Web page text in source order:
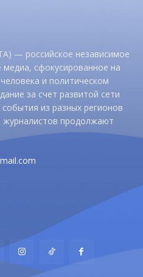
— российское независимое
сфокусированное на
и политическом
за счет развитой сети
из разных регионов
журналистов продолжают